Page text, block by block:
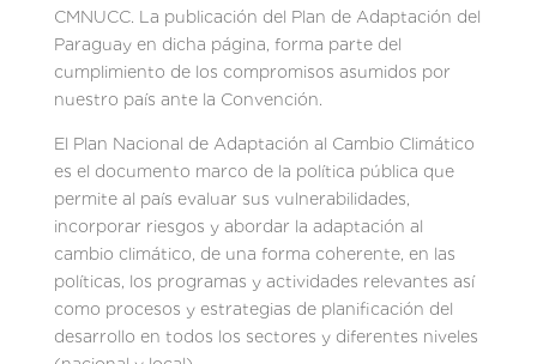
CMNUCC. La publicación del Plan de Adaptación del
Paraguay en dicha página, forma parte del
cumplimiento de los compromisos asumidos por
nuestro país ante la Convención.
El Plan Nacional de Adaptación al Cambio Climático
es el documento marco de la política pública que
permite al país evaluar sus vulnerabilidades,
incorporar riesgos y abordar la adaptación al
cambio climático, de una forma coherente, en las
políticas, los programas y actividades relevantes así
como procesos y estrategias de planificación del
desarrollo en todos los sectores y diferentes niveles